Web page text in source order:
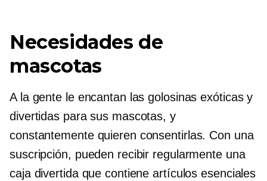
Necesidades de
mascotas
A la gente le encantan las golosinas exóticas y
divertidas para sus mascotas, y
constantemente quieren consentirlas. Con una
suscripción, pueden recibir regularmente una
caja divertida que contiene artículos esenciales